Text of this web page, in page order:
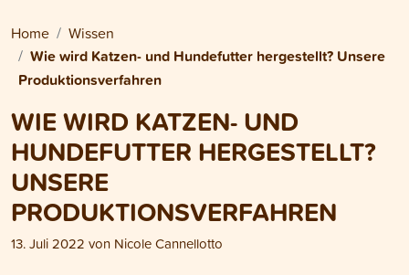
Home Wissen
Wie wird Katzen- und Hundefutter hergestellt? Unsere
Produktionsverfahren
WIE WIRD KATZEN- UND
HUNDEFUTTER HERGESTELLT?
UNSERE
PRODUKTIONSVERFAHREN
13. Juli 2022 von Nicole Cannellotto